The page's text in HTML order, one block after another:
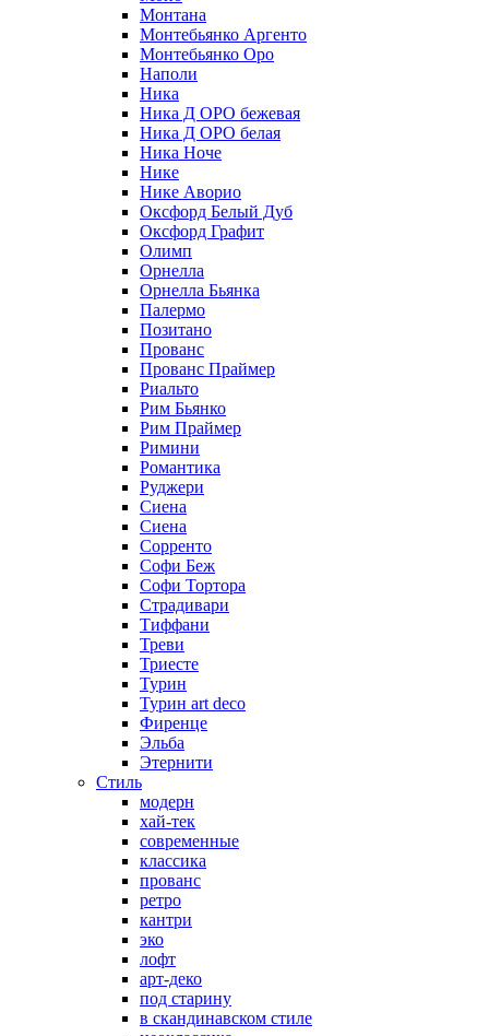
Монтана
Монтебьянко Аргенто
Монтебьянко Оро
Наполи
Ника
Ника Д ОРО бежевая
Ника Д ОРО белая
Ника Ноче
Нике
Нике Аворио
Оксфорд Белый Дуб
Оксфорд Графит
Олимп
Орнелла
Орнелла Бьянка
Палермо
Позитано
Прованс
Прованс Праймер
Риальто
Рим Бьянко
Рим Праймер
Римини
Романтика
Руджери
Сиена
Сиена
Сорренто
Софи Беж
Софи Тортора
Страдивари
Тиффани
Треви
Триесте
Турин
Турин art deco
Фиренце
Эльба
Этернити
Стиль
модерн
хай-тек
современные
классика
прованс
ретро
кантри
эко
лофт
арт-деко
под старину
в скандинавском стиле